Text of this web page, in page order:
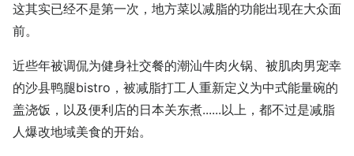
这其实已经不是第一次，地方菜以减脂的功能出现在大众面
前。
近些年被调侃为健身社交餐的潮汕牛肉火锅、被肌肉男宠幸
的沙县鸭腿bistro，被减脂打工人重新定义为中式能量碗的
盖浇饭，以及便利店的日本关东煮......以上，都不过是减脂
人爆改地域美食的开始。